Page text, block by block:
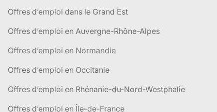
Offres d’emploi dans le Grand Est
Offres d’emploi en Auvergne-Rhône-Alpes
Offres d’emploi en Normandie
Offres d’emploi en Occitanie
Offres d’emploi en Rhénanie-du-Nord-Westphalie
Offres d’emploi en Île-de-France